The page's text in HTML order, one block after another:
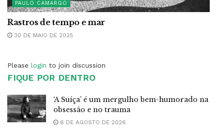
PAULO CAMARGO
Rastros de tempo e mar
30 DE MAIO DE 2025
Please login to join discussion
FIQUE POR DENTRO
‘A Suíça’ é um mergulho bem-humorado na
obsessão e no trauma
6 DE AGOSTO DE 2026